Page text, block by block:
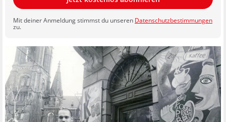
Mit deiner Anmeldung stimmst du unseren Datenschutzbestimmungen
zu.